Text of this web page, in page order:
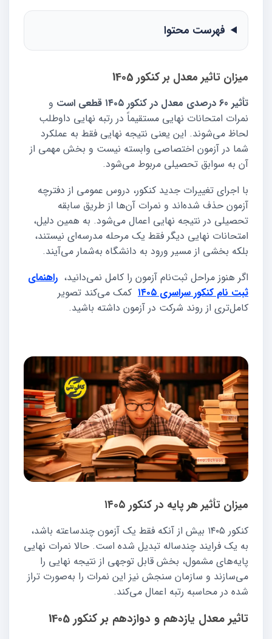
فهرست محتوا
میزان تاثیر معدل بر کنکور 1405
تأثیر 60 درصدی معدل در کنکور ۱۴۰۵ قطعی است
و
نمرات امتحانات نهایی مستقیماً در رتبه نهایی داوطلب
لحاظ می‌شوند. این یعنی نتیجه نهایی فقط به عملکرد
شما در آزمون اختصاصی وابسته نیست و بخش مهمی از
آن به سوابق تحصیلی مربوط می‌شود.
با اجرای تغییرات جدید کنکور، دروس عمومی از دفترچه
آزمون حذف شده‌اند و نمرات آن‌ها از طریق سابقه
تحصیلی در نتیجه نهایی اعمال می‌شود. به همین دلیل،
امتحانات نهایی دیگر فقط یک مرحله مدرسه‌ای نیستند،
بلکه بخشی از مسیر ورود به دانشگاه به‌شمار می‌آیند.
اگر هنوز مراحل ثبت‌نام آزمون را کامل نمی‌دانید، راهنمای
ثبت نام کنکور سراسری ۱۴۰۵
کمک می‌کند تصویر
کامل‌تری از روند شرکت در آزمون داشته باشید.
میزان تأثیر هر پایه در کنکور ۱۴۰۵
کنکور ۱۴۰۵ بیش از آنکه فقط یک آزمون چندساعته باشد،
به یک فرایند چندساله تبدیل شده است. حالا نمرات نهایی
پایه‌های مشمول، بخش قابل توجهی از نتیجه نهایی را
می‌سازند و سازمان سنجش نیز این نمرات را به‌صورت تراز
شده در محاسبه رتبه اعمال می‌کند.
تاثیر معدل یازدهم و دوازدهم بر کنکور 1405